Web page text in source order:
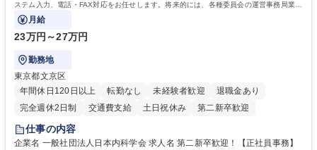
ステム入力、電話・FAX対応をお任せします。将来的には、各種委員会の運営事務局業務
などにも幅広く携わっていただきます。
月給
23万円～27万円
勤務地
東京都文京区
年間休日120日以上
転勤なし 未経験者歓迎
退職金あり
完全週休2日制
交通費支給 土日祝休み 第二新卒歓迎
仕事の内容
企業名 一般社団法人日本内科学会 求人名 第二新卒歓迎！【正社員事務】